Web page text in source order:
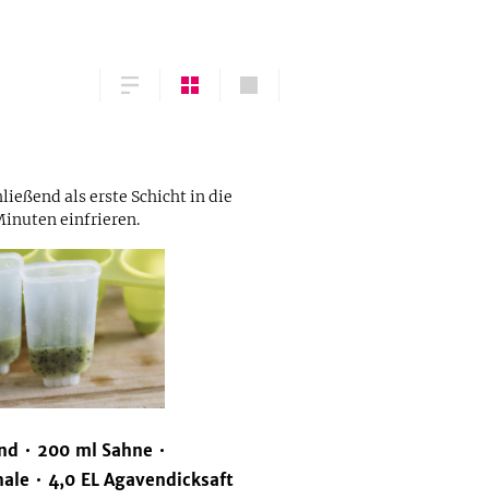
als erste Schicht in die
einfrieren.
200 ml Sahne
4,0 EL Agavendicksaft